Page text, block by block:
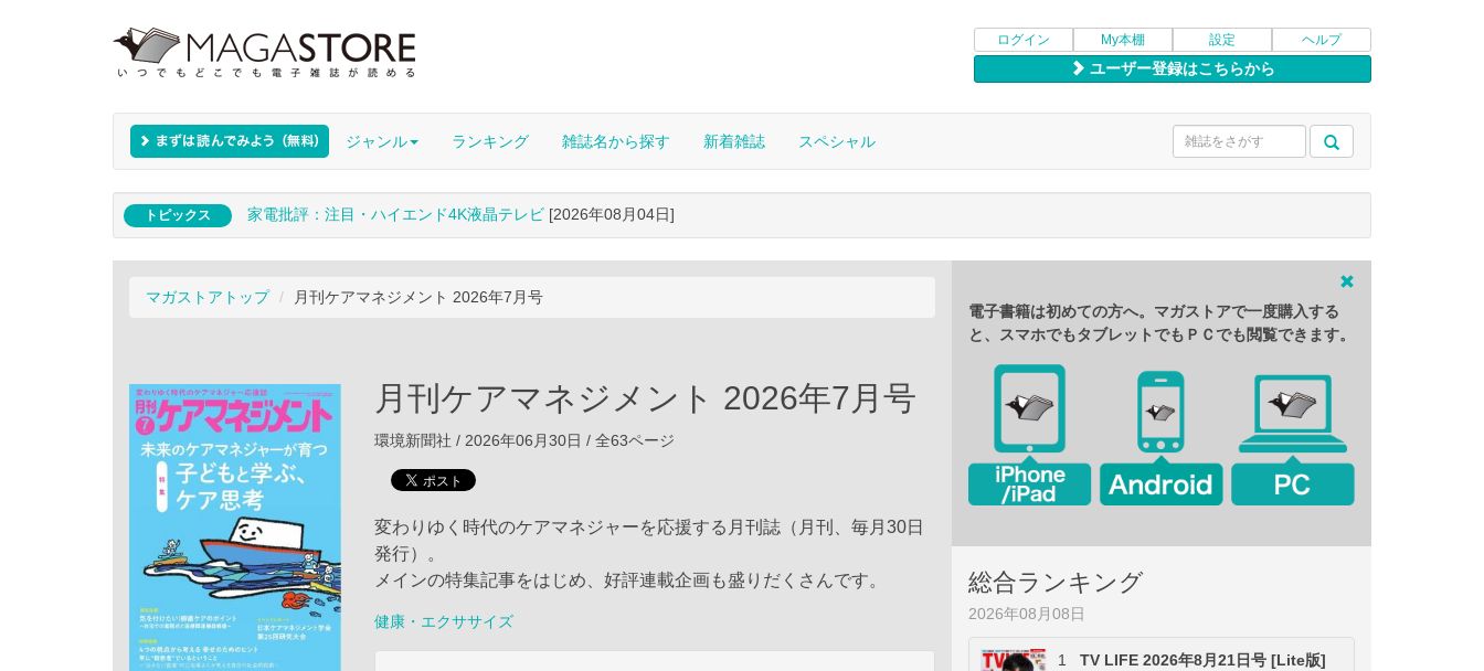
ログイン My本棚 設定 ヘルプ
ユーザー登録はこちらから
ジャンル ランキング 雑誌名から探す 新着雑誌 スペシャル
トピックス 家電批評：注目・ハイエンド4K液晶テレビ [2026年08月04日]
マガストアトップ 月刊ケアマネジメント 2026年7月号
月刊ケアマネジメント 2026年7月号
環境新聞社 / 2026年06月30日 / 全63ページ
変わりゆく時代のケアマネジャーを応援する月刊誌（月刊、毎月30日
発行）。
メインの特集記事をはじめ、好評連載企画も盛りだくさんです。
健康・エクササイズ
電子書籍は初めての方へ。マガストアで一度購入する
と、スマホでもタブレットでもＰＣでも閲覧できます。
総合ランキング
2026年08月08日
1 TV LIFE 2026年8月21日号 [Lite版]